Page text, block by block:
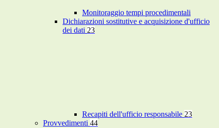
Monitoraggio tempi procedimentali
Dichiarazioni sostitutive e acquisizione d'ufficio
dei dati 23
Recapiti dell'ufficio responsabile 23
Provvedimenti 44